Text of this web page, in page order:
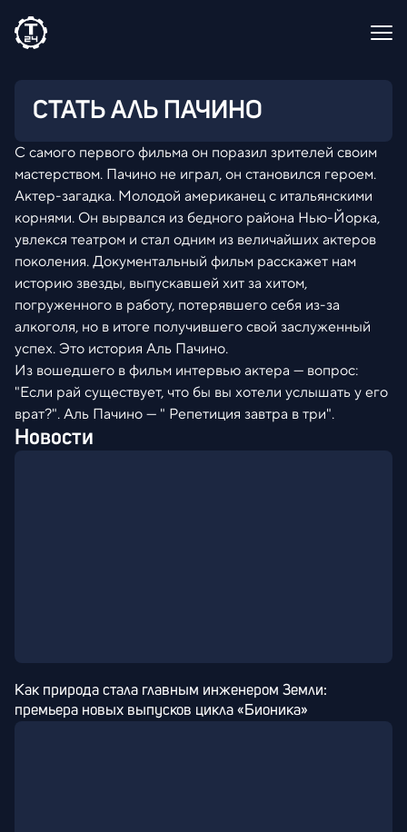
СТАТЬ АЛЬ ПАЧИНО
С самого первого фильма он поразил зрителей своим
мастерством. Пачино не играл, он становился героем.
Актер-загадка. Молодой американец с итальянскими
корнями. Он вырвался из бедного района Нью-Йорка,
увлекся театром и стал одним из величайших актеров
поколения. Документальный фильм расскажет нам
историю звезды, выпускавшей хит за хитом,
погруженного в работу, потерявшего себя из-за
алкоголя, но в итоге получившего свой заслуженный
успех. Это история Аль Пачино.
Из вошедшего в фильм интервью актера — вопрос:
"Если рай существует, что бы вы хотели услышать у его
врат?". Аль Пачино — " Репетиция завтра в три".
Новости
Как природа стала главным инженером Земли:
премьера новых выпусков цикла «Бионика»